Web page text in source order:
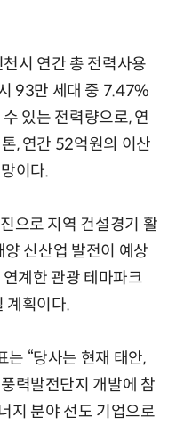
시 연간 총 전력사용
93만 세대 중 7.47%
있는 전력량으로, 연
, 연간 52억원의 이산
이다.
으로 지역 건설경기 활
양 신산업 발전이 예상
계한 관광 테마파크
계획이다.
“당사는 현재 태안,
력발전단지 개발에 참
지 분야 선도 기업으로